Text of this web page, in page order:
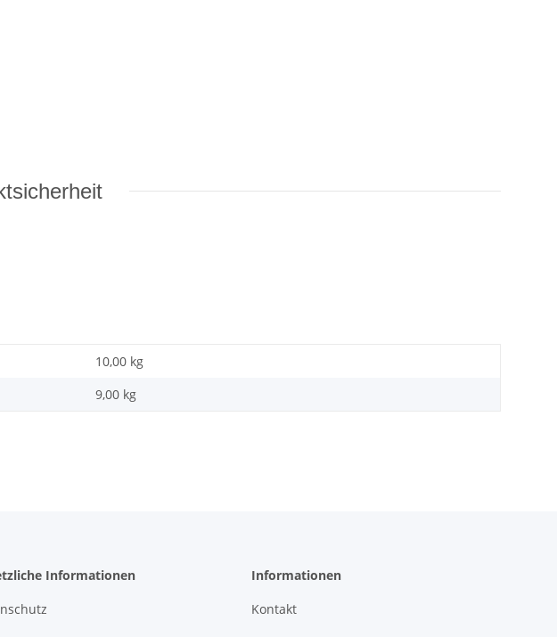
10,00 kg
9,00 kg
Informationen Informationen
Kontakt